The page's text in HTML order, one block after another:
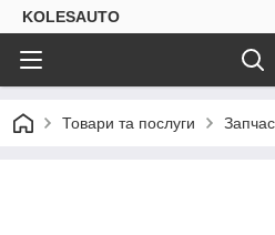
KOLESAUTO
Товари та послуги